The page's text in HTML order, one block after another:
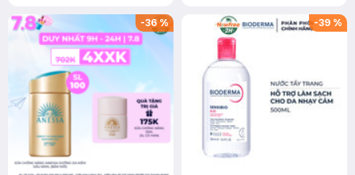
SPF 50+ 20ml (SL Có Hạn)
(SL có hạn)
-36% -39 %